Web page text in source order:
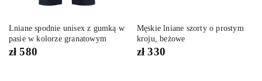
Lniane spodnie unisex z gumką w
pasie w kolorze granatowym
zł580
Męskie lniane szorty o prostym
kroju, beżowe
zł330